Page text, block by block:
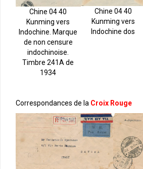
Chine 04 40
Kunming vers
Indochine. Marque
de non censure
indochinoise.
Timbre 241A de
1934
Chine 04 40
Kunming vers
Indochine dos
Correspondances de la Croix Rouge